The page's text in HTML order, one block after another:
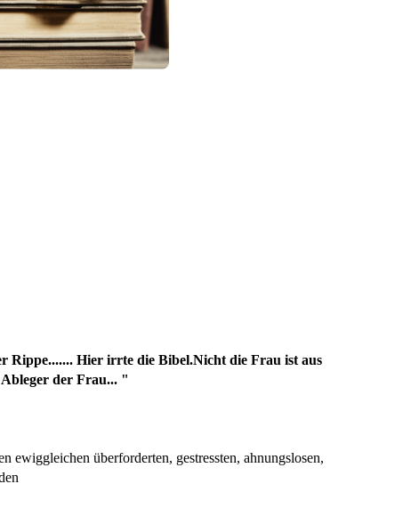
Rippe....... Hier irrte die Bibel.Nicht die Frau ist aus
der Frau... "
ewiggleichen überforderten, gestressten, ahnungslosen,